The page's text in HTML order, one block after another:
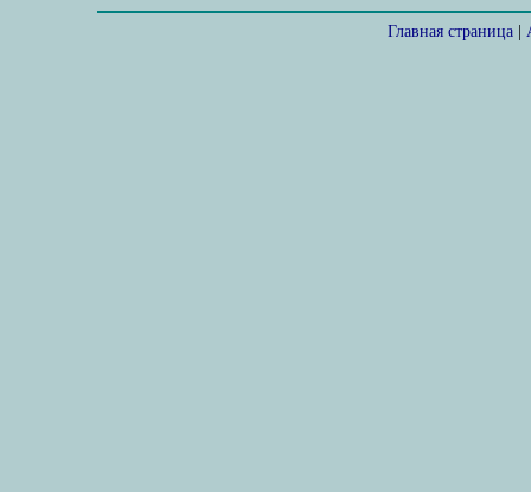
Главная страница|